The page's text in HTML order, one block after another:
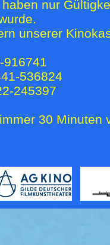
nur
unserer
916741
536824
245397
30 Minuten